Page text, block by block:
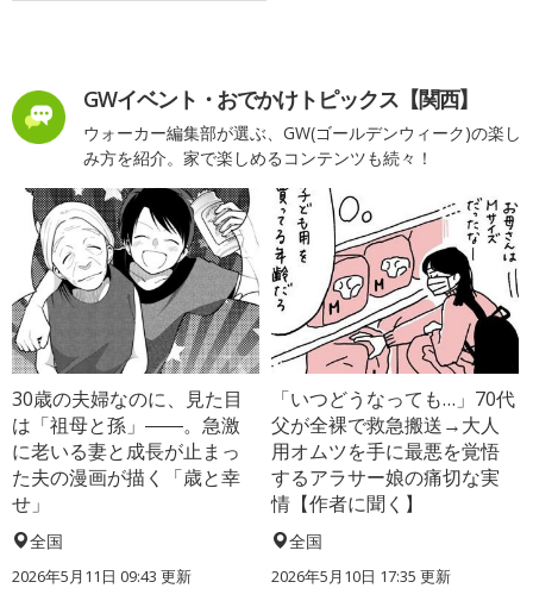
GWイベント・おでかけトピックス【関西】
ウォーカー編集部が選ぶ、GW(ゴールデンウィーク)の楽し
み方を紹介。家で楽しめるコンテンツも続々！
30歳の夫婦なのに、見た目
は「祖母と孫」――。急激
に老いる妻と成長が止まっ
た夫の漫画が描く「歳と幸
せ」
全国
2026年5月11日 09:43 更新
「いつどうなっても…」70代
父が全裸で救急搬送→大人
用オムツを手に最悪を覚悟
するアラサー娘の痛切な実
情【作者に聞く】
全国
2026年5月10日 17:35 更新